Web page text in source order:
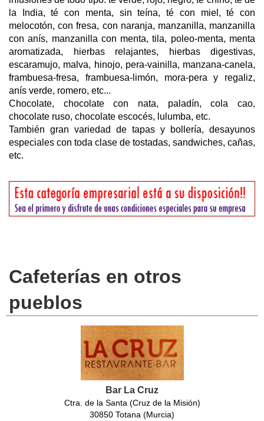
la India, té con menta, sin teína, té con miel, té con
melocotón, con fresa, con naranja, manzanilla, manzanilla
con anís, manzanilla con menta, tila, poleo-menta, menta
aromatizada, hierbas relajantes, hierbas digestivas,
escaramujo, malva, hinojo, pera-vainilla, manzana-canela,
frambuesa-fresa, frambuesa-limón, mora-pera y regaliz,
anís verde, romero, etc...
Chocolate, chocolate con nata, paladín, cola cao,
chocolate ruso, chocolate escocés, lulumba, etc.
También gran variedad de tapas y bollería, desayunos
especiales con toda clase de tostadas, sandwiches, cañas,
etc.
Cafeterías en otros
pueblos
Bar La Cruz
Ctra. de la Santa (Cruz de la Misión)
30850 Totana (Murcia)